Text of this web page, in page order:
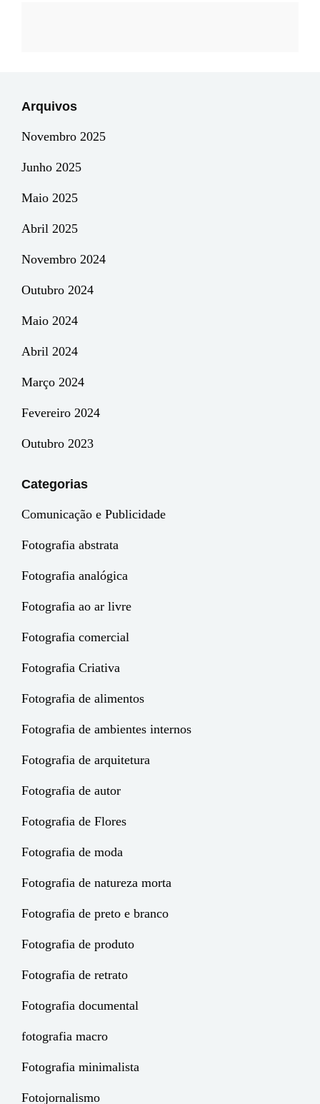
Arquivos
Novembro 2025
Junho 2025
Maio 2025
Abril 2025
Novembro 2024
Outubro 2024
Maio 2024
Abril 2024
Março 2024
Fevereiro 2024
Outubro 2023
Categorias
Comunicação e Publicidade
Fotografia abstrata
Fotografia analógica
Fotografia ao ar livre
Fotografia comercial
Fotografia Criativa
Fotografia de alimentos
Fotografia de ambientes internos
Fotografia de arquitetura
Fotografia de autor
Fotografia de Flores
Fotografia de moda
Fotografia de natureza morta
Fotografia de preto e branco
Fotografia de produto
Fotografia de retrato
Fotografia documental
fotografia macro
Fotografia minimalista
Fotojornalismo